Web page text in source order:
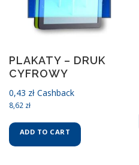
PLAKATY – DRUK
CYFROWY
0,43 zł Cashback
8,62 zł
ADD TO CART